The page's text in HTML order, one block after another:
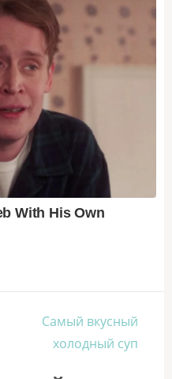
Самый вкусный
холодный суп